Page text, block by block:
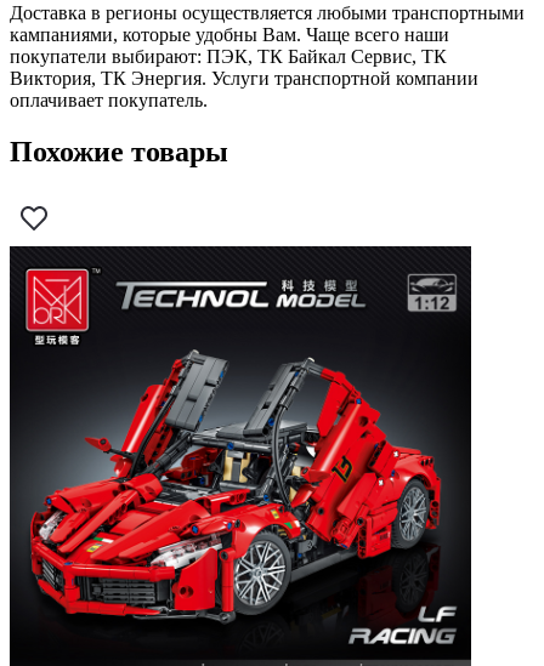
Доставка в регионы осуществляется любыми транспортными
кампаниями, которые удобны Вам. Чаще всего наши
покупатели выбирают: ПЭК, ТК Байкал Сервис, ТК
Виктория, ТК Энергия. Услуги транспортной компании
оплачивает покупатель.
Похожие товары